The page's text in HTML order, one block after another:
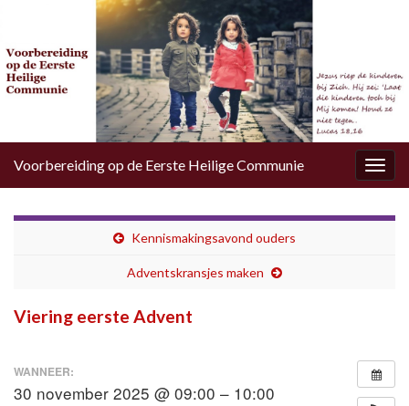
Voorbereiding op de Eerste Heilige Communie
Kennismakingsavond ouders
Adventskransjes maken
Viering eerste Advent
WANNEER:
30 november 2025 @ 09:00 – 10:00